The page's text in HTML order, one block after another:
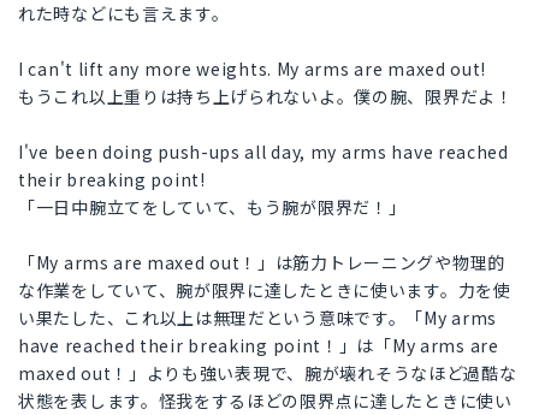
れた時などにも言えます。
I can't lift any more weights. My arms are maxed out!
もうこれ以上重りは持ち上げられないよ。僕の腕、限界だよ！
I've been doing push-ups all day, my arms have reached
their breaking point!
「一日中腕立てをしていて、もう腕が限界だ！」
「My arms are maxed out！」は筋力トレーニングや物理的
な作業をしていて、腕が限界に達したときに使います。力を使
い果たした、これ以上は無理だという意味です。「My arms
have reached their breaking point！」は「My arms are
maxed out！」よりも強い表現で、腕が壊れそうなほど過酷な
状態を表します。怪我をするほどの限界点に達したときに使い